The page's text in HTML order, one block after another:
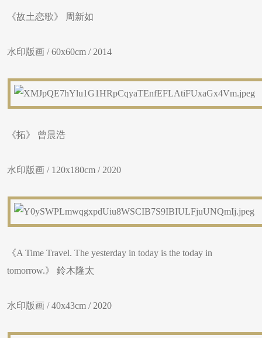
《故土恋歌》 周新如
水印版画 / 60x60cm / 2014
《拓》 曾晨浩
水印版画 / 120x180cm / 2020
《A Time Travel. The yesterday in today is the today in
tomorrow.》 鈴木隆太
水印版画 / 40x43cm / 2020